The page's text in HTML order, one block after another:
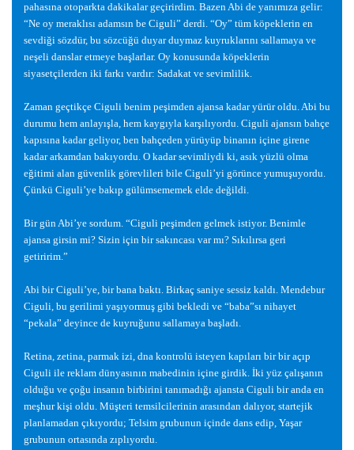
pahasına otoparkta dakikalar geçirirdim. Bazen Abi de yanımıza gelir:
“Ne oy meraklısı adamsın be Ciguli” derdi. “Oy” tüm köpeklerin en
sevdiği sözdür, bu sözcüğü duyar duymaz kuyruklarını sallamaya ve
neşeli danslar etmeye başlarlar. Oy konusunda köpeklerin
siyasetçilerden iki farkı vardır: Sadakat ve sevimlilik.
Zaman geçtikçe Ciguli benim peşimden ajansa kadar yürür oldu. Abi bu
durumu hem anlayışla, hem kaygıyla karşılıyordu. Ciguli ajansın bahçe
kapısına kadar geliyor, ben bahçeden yürüyüp binanın içine girene
kadar arkamdan bakıyordu. O kadar sevimliydi ki, asık yüzlü olma
eğitimi alan güvenlik görevlileri bile Ciguli’yi görünce yumuşuyordu.
Çünkü Ciguli’ye bakıp gülümsememek elde değildi.
Bir gün Abi’ye sordum. “Ciguli peşimden gelmek istiyor. Benimle
ajansa girsin mi? Sizin için bir sakıncası var mı? Sıkılırsa geri
getiririm.”
Abi bir Ciguli’ye, bir bana baktı. Birkaç saniye sessiz kaldı. Mendebur
Ciguli, bu gerilimi yaşıyormuş gibi bekledi ve “baba”sı nihayet
“pekala” deyince de kuyruğunu sallamaya başladı.
Retina, zetina, parmak izi, dna kontrolü isteyen kapıları bir bir açıp
Ciguli ile reklam dünyasının mabedinin içine girdik. İki yüz çalışanın
olduğu ve çoğu insanın birbirini tanımadığı ajansta Ciguli bir anda en
meşhur kişi oldu. Müşteri temsilcilerinin arasından dalıyor, startejik
planlamadan çıkıyordu; Telsim grubunun içinde dans edip, Yaşar
grubunun ortasında zıplıyordu.